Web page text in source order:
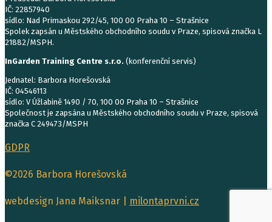
IČ: 22857940
sídlo: Nad Primaskou 292/45, 100 00 Praha 10 – Strašnice
Spolek zapsán u Městského obchodního soudu v Praze, spisová značka L
21882/MSPH.
InGarden Training Centre s.r.o. (konferenční servis)
Jednatel: Barbora Horešovská
IČ: 04546113
sídlo: V Úžlabině 1490 / 70, 100 00 Praha 10 – Strašnice
Společnost je zapsána u Městského obchodního soudu v Praze, spisová
značka C 249473/MSPH
GDPR
©2026 Barbora Horešovská
webdesign Jana Maiksnar | milontaprvni.cz